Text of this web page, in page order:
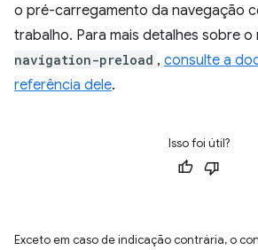
o pré-carregamento da navegação
trabalho. Para mais detalhes sobre o
navigation-preload , consulte a
referência dele.
Isso foi útil?
Exceto em caso de indicação contrária, o